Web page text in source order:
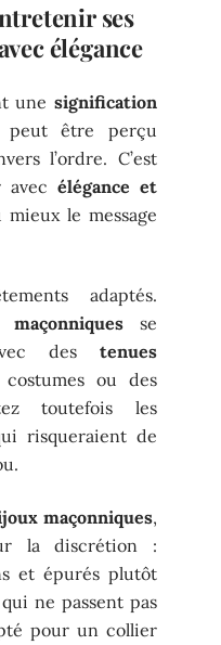
ses
élégance
une signification
être perçu
l’ordre. C’est
élégance et
le message
adaptés.
se
des tenues
ou des
toutefois les
risqueraient de
maçonniques,
la discrétion :
et épurés plutôt
ne passent pas
pour un collier